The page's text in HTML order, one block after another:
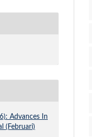
Advances In
(Februari)